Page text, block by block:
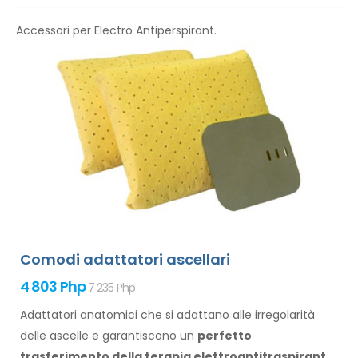
Accessori per Electro Antiperspirant.
Comodi adattatori ascellari
4 803 Php7 235 Php
Adattatori anatomici che si adattano alle irregolarità
delle ascelle e garantiscono un perfetto